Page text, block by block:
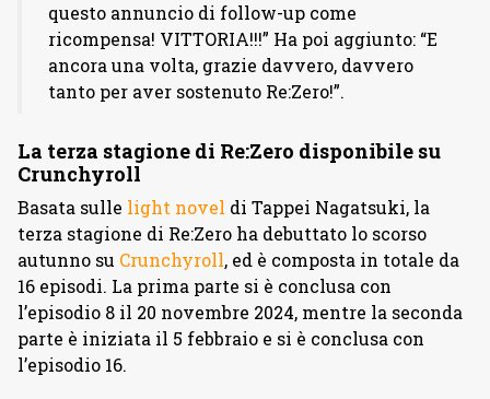
questo annuncio di follow-up come
ricompensa! VITTORIA!!!” Ha poi aggiunto: “E
ancora una volta, grazie davvero, davvero
tanto per aver sostenuto Re:Zero!”.
La terza stagione di Re:Zero disponibile su
Crunchyroll
Basata sulle light novel di Tappei Nagatsuki, la
terza stagione di Re:Zero ha debuttato lo scorso
autunno su Crunchyroll, ed è composta in totale da
16 episodi. La prima parte si è conclusa con
l’episodio 8 il 20 novembre 2024, mentre la seconda
parte è iniziata il 5 febbraio e si è conclusa con
l’episodio 16.